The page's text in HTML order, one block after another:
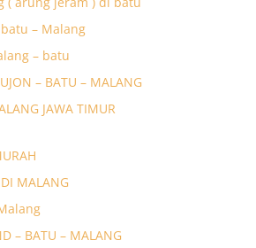
– Malang
– batu
– BATU – MALANG
JAWA TIMUR
MALANG
– BATU – MALANG